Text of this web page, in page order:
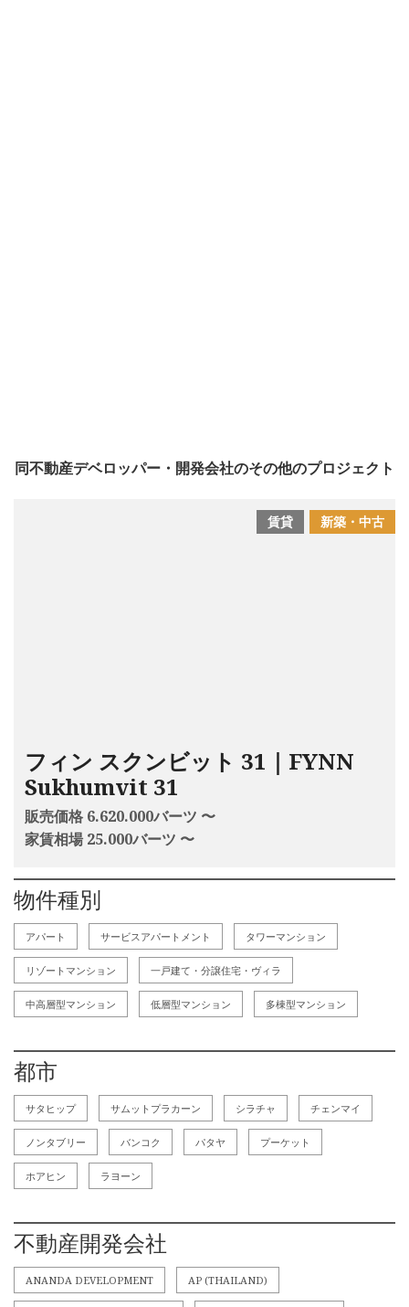
同不動産デベロッパー・開発会社のその他のプロジェクト
新築・中古
賃貸
フィン スクンビット 31｜FYNN
Sukhumvit 31
販売価格 6.620.000バーツ 〜
家賃相場 25.000バーツ 〜
物件種別
アパート サービスアパートメント タワーマンション
リゾートマンション 一戸建て・分譲住宅・ヴィラ
中高層型マンション 低層型マンション 多棟型マンション
都市
サタヒップ サムットプラカーン シラチャ チェンマイ
ノンタブリー バンコク パタヤ プーケット
ホアヒン ラヨーン
不動産開発会社
ANANDA DEVELOPMENT AP (THAILAND)